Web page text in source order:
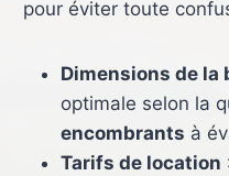
pour éviter toute
Dimensions de la
optimale selon la
encombrants à
Tarifs de location